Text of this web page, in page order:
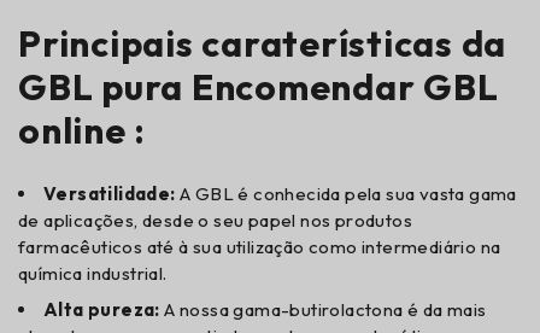
Principais caraterísticas da
GBL pura Encomendar GBL
online :
Versatilidade: A GBL é conhecida pela sua vasta gama
de aplicações, desde o seu papel nos produtos
farmacêuticos até à sua utilização como intermediário na
química industrial.
Alta pureza: A nossa gama-butirolactona é da mais